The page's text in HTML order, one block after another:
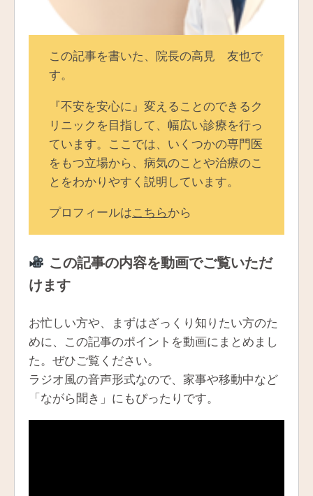
この記事を書いた、院長の高見 友也で
す。
『不安を安心に』変えることのできるク
リニックを目指して、幅広い診療を行っ
ています。ここでは、いくつかの専門医
をもつ立場から、病気のことや治療のこ
とをわかりやすく説明しています。
プロフィールはこちらから
この記事の内容を動画でご覧いただ
けます
お忙しい方や、まずはざっくり知りたい方のた
めに、この記事のポイントを動画にまとめまし
た。ぜひご覧ください。
ラジオ風の音声形式なので、家事や移動中など
「ながら聞き」にもぴったりです。